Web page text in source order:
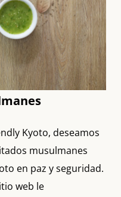
Kyoto, deseamos
musulmanes
en paz y seguridad.
web le